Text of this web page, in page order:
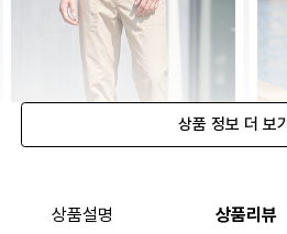
상품 정보 더 보기
상품설명 상품리뷰